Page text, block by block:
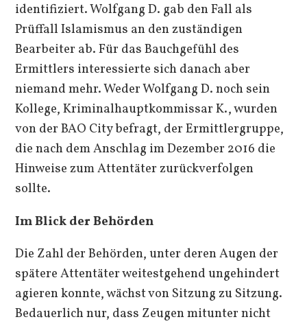
identifiziert. Wolfgang D. gab den Fall als
Prüffall Islamismus an den zuständigen
Bearbeiter ab. Für das Bauchgefühl des
Ermittlers interessierte sich danach aber
niemand mehr. Weder Wolfgang D. noch sein
Kollege, Kriminalhauptkommissar K., wurden
von der BAO City befragt, der Ermittlergruppe,
die nach dem Anschlag im Dezember 2016 die
Hinweise zum Attentäter zurückverfolgen
sollte.
Im Blick der Behörden
Die Zahl der Behörden, unter deren Augen der
spätere Attentäter weitestgehend ungehindert
agieren konnte, wächst von Sitzung zu Sitzung.
Bedauerlich nur, dass Zeugen mitunter nicht